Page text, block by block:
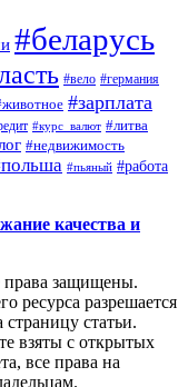
#беларусь
#вело #германия
#зарплата
#курс_валют #литва
#недвижимость
#пьяный #работа
качества и
права защищены.
ресурса разрешается
статьи.
взяты с открытых
все права на